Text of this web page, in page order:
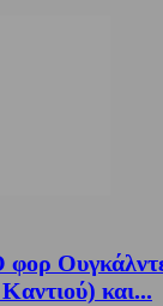
και...